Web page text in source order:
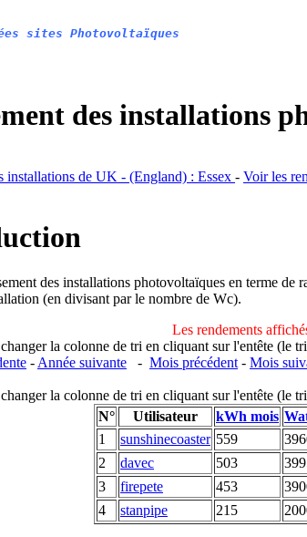
sites Photovoltaïques
des installations
installations de UK - (England) : Essex - Voir les
des installations photovoltaïques en terme
(en divisant par le nombre de Wc).
Les rendements
la colonne de tri en cliquant sur l'entête (le
- Année suivante - Mois précédent - Mois
la colonne de tri en cliquant sur l'entête (le
N°
Utilisateur kWh mois
1
sunshinecoaster 559
2
davec 503
3
firepete 453
4
stanpipe 215